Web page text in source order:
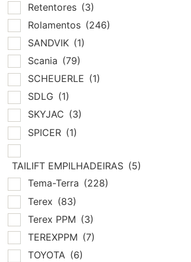
Retentores (3)
Rolamentos (246)
SANDVIK (1)
Scania (79)
SCHEUERLE (1)
SDLG (1)
SKYJAC (3)
SPICER (1)
TAILIFT EMPILHADEIRAS (5)
Tema-Terra (228)
Terex (83)
Terex PPM (3)
TEREXPPM (7)
TOYOTA (6)